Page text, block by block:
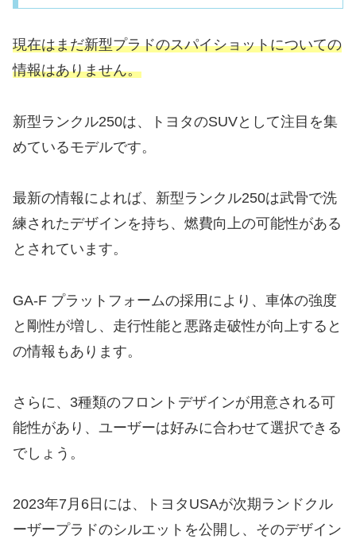
現在はまだ新型プラドのスパイショットについての
情報はありません。
新型ランクル250は、トヨタのSUVとして注目を集
めているモデルです。
最新の情報によれば、新型ランクル250は武骨で洗
練されたデザインを持ち、燃費向上の可能性がある
とされています。
GA-F プラットフォームの採用により、車体の強度
と剛性が増し、走行性能と悪路走破性が向上すると
の情報もあります。
さらに、3種類のフロントデザインが用意される可
能性があり、ユーザーは好みに合わせて選択できる
でしょう。
2023年7月6日には、トヨタUSAが次期ランドクル
ーザープラドのシルエットを公開し、そのデザイン